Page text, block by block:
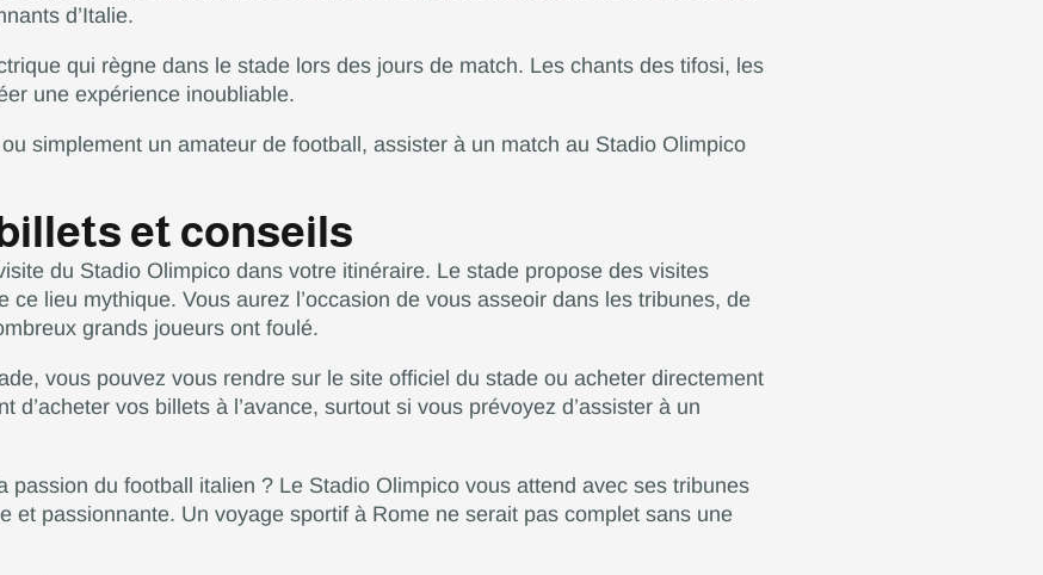
d’Italie.
qui règne dans le stade lors des jours de match. Les chants des tifosi, les
une expérience inoubliable.
simplement un amateur de football, assister à un match au Stadio Olimpico
et conseils
du Stadio Olimpico dans votre itinéraire. Le stade propose des visites
lieu mythique. Vous aurez l’occasion de vous asseoir dans les tribunes, de
grands joueurs ont foulé.
vous pouvez vous rendre sur le site officiel du stade ou acheter directement
vos billets à l’avance, surtout si vous prévoyez d’assister à un
passion du football italien ? Le Stadio Olimpico vous attend avec ses tribunes
et passionnante. Un voyage sportif à Rome ne serait pas complet sans une